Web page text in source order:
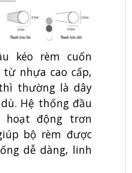
kéo rèm cuốn
từ nhựa cao cấp,
thường là dây
Hệ thống đầu
hoạt động trơn
bộ rèm được
dễ dàng, linh